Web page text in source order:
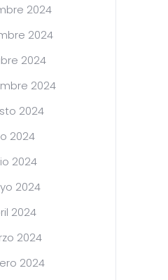
2024
2024
2024
2024
2024
2024
2024
2024
2024
2024
2024